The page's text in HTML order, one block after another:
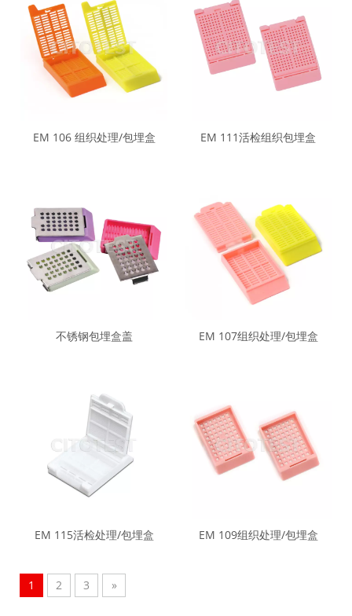
EM 106 组织处理/包埋盒 EM 111活检组织包埋盒
不锈钢包埋盒盖 EM 107组织处理/包埋盒
EM 115活检处理/包埋盒 EM 109组织处理/包埋盒
1 2 3 »